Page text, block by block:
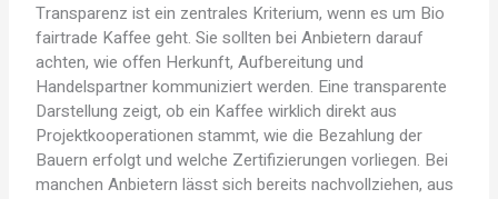
Transparenz ist ein zentrales Kriterium, wenn es um Bio
fairtrade Kaffee geht. Sie sollten bei Anbietern darauf
achten, wie offen Herkunft, Aufbereitung und
Handelspartner kommuniziert werden. Eine transparente
Darstellung zeigt, ob ein Kaffee wirklich direkt aus
Projektkooperationen stammt, wie die Bezahlung der
Bauern erfolgt und welche Zertifizierungen vorliegen. Bei
manchen Anbietern lässt sich bereits nachvollziehen, aus